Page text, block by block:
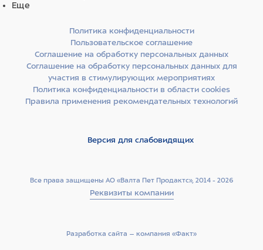
Еще
Все права защищены АО «Валта Пет Продактс», 2014 - 2026
Реквизиты компании
Политика конфиденциальности
Пользовательское соглашение
Соглашение на обработку персональных данных
Соглашение на обработку персональных данных для
участия в стимулирующих мероприятиях
Политика конфиденциальности в области cookies
Правила применения рекомендательных технологий
Версия для слабовидящих
Разработка сайта –­ компания «Факт»